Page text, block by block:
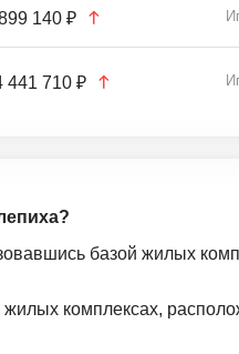
140 ₽
441 710 ₽
базой жилых
жилых комплексах,